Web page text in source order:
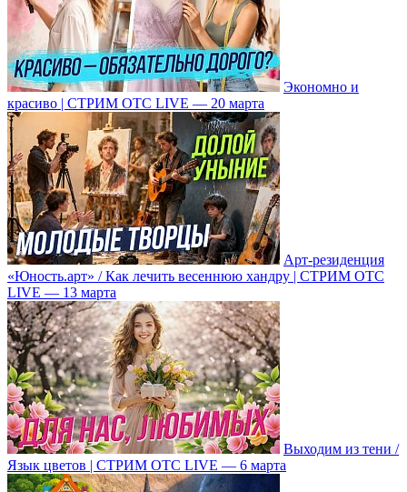
Экономно и
красиво | СТРИМ ОТС LIVE — 20 марта
Арт-резиденция
«Юность.арт» / Как лечить весеннюю хандру | СТРИМ ОТС
LIVE — 13 марта
Выходим из тени /
Язык цветов | СТРИМ ОТС LIVE — 6 марта